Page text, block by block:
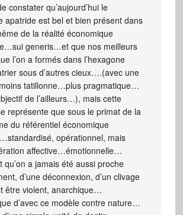
constater qu’aujourd’hui le
apatride est bel et bien présent dans
de la réalité économique
generis…et que nos meilleurs
l’on a formés dans l’hexagone
sous d’autres cieux….(avec une
tatillonne…plus pragmatique…
de l’ailleurs…), mais cette
représente que sous le primat de la
du référentiel économique
opérationnel, mais
affective…émotionnelle…
qu’on a jamais été aussi proche
d’une déconnexion, d’un clivage
être violent, anarchique…
d’avec ce modèle contre nature…